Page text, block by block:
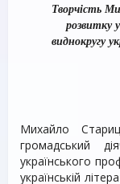
Творчість
розвитку
виднокругу
Михайло
громадський
українського
українській